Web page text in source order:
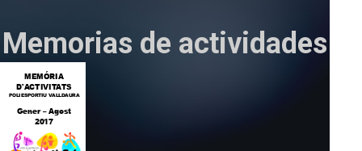
Memorias de actividades